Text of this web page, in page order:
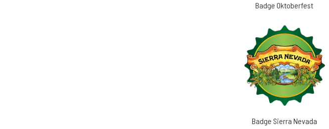
Badge Oktoberfest
Badge Sierra Nevada